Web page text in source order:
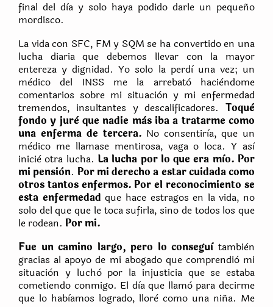
final del dìa y solo haya podido darle un pequeño
mordisco.
La vida con SFC, FM y SQM se ha convertido en una
lucha diaria que debemos llevar con la mayor
entereza y dignidad. Yo solo la perdì una vez; un
mèdico del INSS me la arrebatò hacièndome
comentarios sobre mi situaciòn y mi enfermedad
tremendos, insultantes y descalificadores. Toquè
fondo y jurè que nadie màs iba a tratarme como
una enferma de tercera. No consentirìa, que un
mèdico me llamase mentirosa, vaga o loca. Y asì
iniciè otra lucha. La lucha por lo que era mìo. Por
mi pensiòn. Por mi derecho a estar cuidada como
otros tantos enfermos. Por el reconocimiento se
esta enfermedad que hace estragos en la vida, no
solo del que que le toca sufirla, sino de todos los que
le rodean. Por mi.
Fue un camino largo, pero lo conseguìtambièn
gracias al apoyo de mi abogado que comprendiò mi
situaciòn y luchò por la injusticia que se estaba
cometiendo conmigo. El dìa que llamò para decirme
que lo habìamos logrado, llorè como una niña. Me